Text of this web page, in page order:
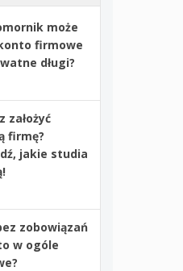
może
firmowe
długi?
założyć
firmę?
jakie studia
zobowiązań
w ogóle